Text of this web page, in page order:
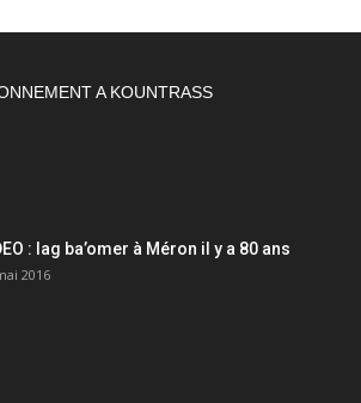
A KOUNTRASS
: lag ba’omer à Méron il y a 80 ans
2016